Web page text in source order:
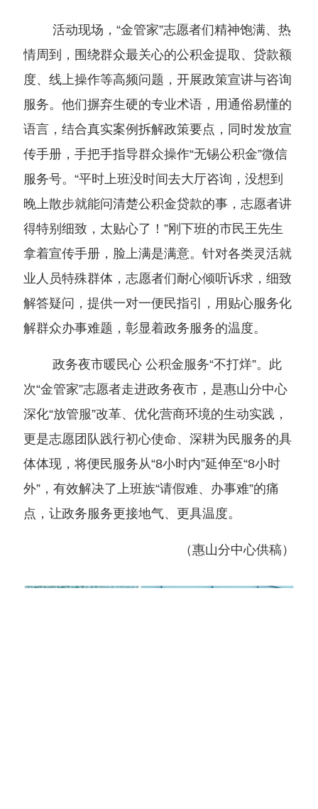
活动现场，“金管家”志愿者们精神饱满、热
情周到，围绕群众最关心的公积金提取、贷款额
度、线上操作等高频问题，开展政策宣讲与咨询
服务。他们摒弃生硬的专业术语，用通俗易懂的
语言，结合真实案例拆解政策要点，同时发放宣
传手册，手把手指导群众操作“无锡公积金”微信
服务号。“平时上班没时间去大厅咨询，没想到
晚上散步就能问清楚公积金贷款的事，志愿者讲
得特别细致，太贴心了！”刚下班的市民王先生
拿着宣传手册，脸上满是满意。针对各类灵活就
业人员特殊群体，志愿者们耐心倾听诉求，细致
解答疑问，提供一对一便民指引，用贴心服务化
解群众办事难题，彰显着政务服务的温度。
政务夜市暖民心 公积金服务“不打烊”。此
次“金管家”志愿者走进政务夜市，是惠山分中心
深化“放管服”改革、优化营商环境的生动实践，
更是志愿团队践行初心使命、深耕为民服务的具
体体现，将便民服务从“8小时内”延伸至“8小时
外”，有效解决了上班族“请假难、办事难”的痛
点，让政务服务更接地气、更具温度。
（惠山分中心供稿）